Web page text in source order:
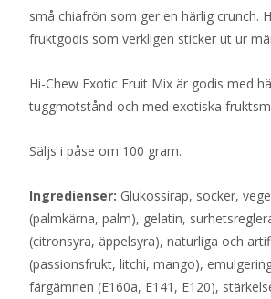
små chiafrön som ger en härlig crunch.
fruktgodis som verkligen sticker ut ur
Hi-Chew Exotic Fruit Mix är godis med
tuggmotstånd och med exotiska
Säljs i påse om 100 gram.
Ingredienser: Glukossirap, socker,
(palmkärna, palm), gelatin,
(citronsyra, äppelsyra), naturliga och
(passionsfrukt, litchi, mango),
färgämnen (E160a, E141, E120),